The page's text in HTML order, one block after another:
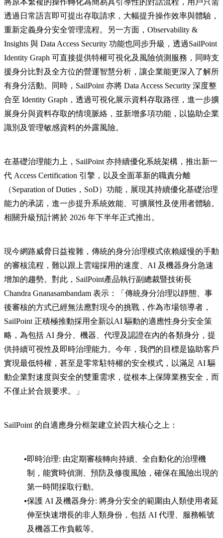
將原本繁複的操作轉化為簡易具引導性的對話流程，用戶只需
透過日常語言即可提出存取請求，大幅提升操作效率與體驗，
重新定義身分安全管理流程。另一方面，Observability &
Insights 與 Data Access Security 功能也同步升級，透過SailPoint
Identity Graph 可直接提供特權可視化及風險偵測服務，同時支
援身分比對及全方位的營運智慧分析，讓企業能更深入了解所
有身分活動。同時，SailPoint 亦將 Data Access Security 深度整
合至 Identity Graph，透過可視化展示資料存取路徑，進一步擴
展身分與資料存取的情境脈絡，並新增多項功能，以協助企業
識別及管理敏感資料的外露風險。
在基礎治理能力上，SailPoint 亦持續優化系統架構，推出新一
代 Access Certification 引擎，以及全面革新的職責分離
（Separation of Duties，SoD）功能，展現其持續優化基礎治理
能力的承諾，進一步提升系統效能、可擴展性及使用者體驗。
相關升級預計將於 2026 年下半年正式推出。
現今網路威脅日益複雜，傳統的身分治理模式依賴緩慢的手動
的審核流程，難以跟上雲端採用的速度、AI 及機器身分急速
增加的趨勢。對此，SailPoint產品執行副總裁暨技術長
Chandra Gnanasambandam 表示：「傳統身分治理以靜態、事
後審核的方式已經無法應對現今的挑戰，作為市場領導者，
SailPoint 正積極推動採用全新以AI 驅動的適應性身分安全策
略，為包括 AI 身分、機器、代理及認證在內的各類身分，提
供持續可視性及即時治理能力。今年，我們的目標是協助客戶
實現最低特權，甚至是零常駐特權的安全模式，以滿足 AI 驅
動企業對速度與安全的雙重需求，從根本上保障業務安全，而
不僅止於合規要求。」
SailPoint 的自適應身分框架建立於四大核心之上：
即時治理: 由定期審核轉向持續、全自動化的治理機
制，能實時偵測、預防及修復風險，確保在風險出現的
第一時間採取行動。
保護 AI 及機器身分: 將身分安全的範圍由人類使用者延
伸至快速增長的非人類身份，包括 AI 代理、服務帳號
及機器工作負載等。